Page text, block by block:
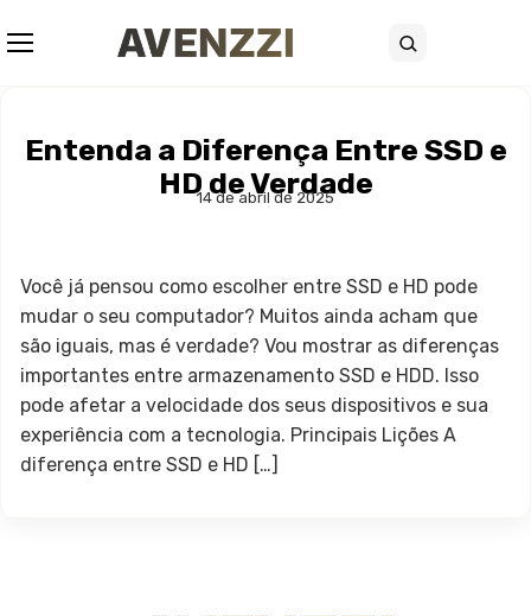
Buscar
Entenda a Diferença Entre SSD e
HD de Verdade
14 de abril de 2025
Você já pensou como escolher entre SSD e HD pode
mudar o seu computador? Muitos ainda acham que
são iguais, mas é verdade? Vou mostrar as diferenças
importantes entre armazenamento SSD e HDD. Isso
pode afetar a velocidade dos seus dispositivos e sua
experiência com a tecnologia. Principais Lições A
diferença entre SSD e HD […]